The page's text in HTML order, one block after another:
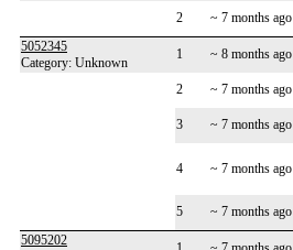
2 ~ 7 months ago
5052345
Category: Unknown
1 ~ 8 months ago
2
~ 7 months ago
3
~ 7 months ago
4 ~ 7 months ago
5
~ 7 months ago
5095202